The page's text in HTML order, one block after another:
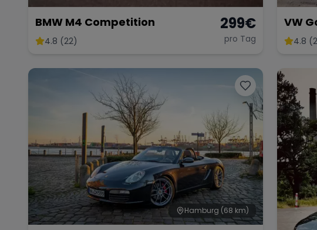
BMW M4 Competition
4.8 (22)
299€
pro Tag
VW
4.8
Hamburg (68 km)